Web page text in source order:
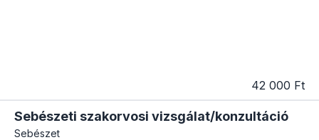
42 000 Ft
Sebészeti szakorvosi vizsgálat/konzultáció
Sebészet